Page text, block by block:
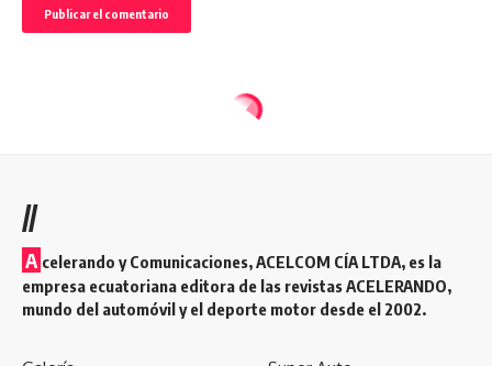
//
A celerando y Comunicaciones, ACELCOM CÍA LTDA, es la
empresa ecuatoriana editora de las revistas ACELERANDO,
mundo del automóvil y el deporte motor desde el 2002.